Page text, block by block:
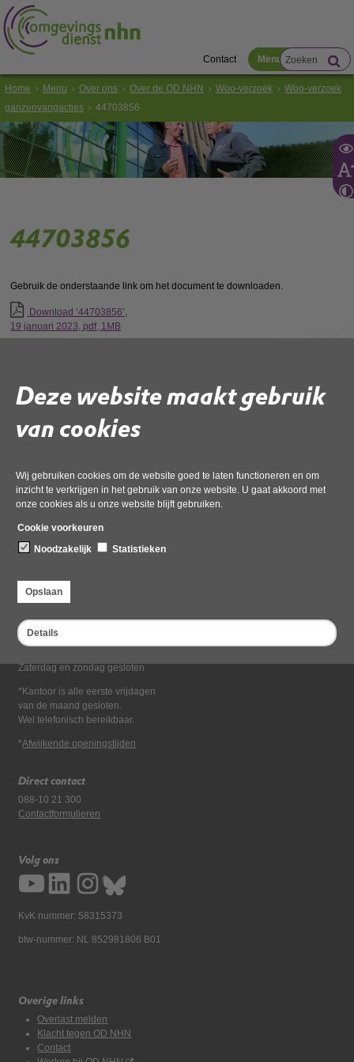
Deze website maakt gebruik
van cookies
Wij gebruiken cookies om de website goed te laten functioneren en om
inzicht te verkrijgen in het gebruik van onze website. U gaat akkoord met
onze cookies als u onze website blijft gebruiken.
Cookie voorkeuren
Noodzakelijk
Statistieken
Opslaan
Details
Contact Menu
Home Menu Over ons Over de OD NHN Woo-verzoek
Woo-verzoek
ganzenvangacties
44703856
44703856
Gebruik de onderstaande link om het document te downloaden.
Download ‘44703856’,
19 januari 2023, pdf, 1MB
Bezoekadres
Dampten 2, 1624 NR Hoorn
Postbus 2095, 1620 EB Hoorn
Openingstijden kantoor
Maandag tot en met vrijdag*
van 08:00 tot 16:30
Zaterdag en zondag gesloten
*Kantoor is alle eerste vrijdagen
van de maand gesloten.
Wel telefonisch bereikbaar.
*Afwijkende openingstijden
Direct contact
088-10 21 300
Contactformulieren
Volg ons
KvK nummer: 58315373
btw-nummer: NL 852981806 B01
Overige links
Overlast melden
Klacht tegen OD NHN
Contact